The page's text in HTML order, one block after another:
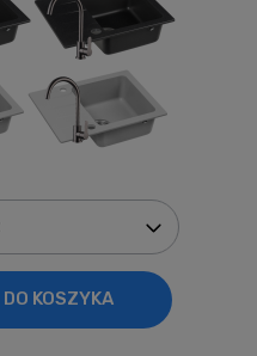
DO KOSZYKA